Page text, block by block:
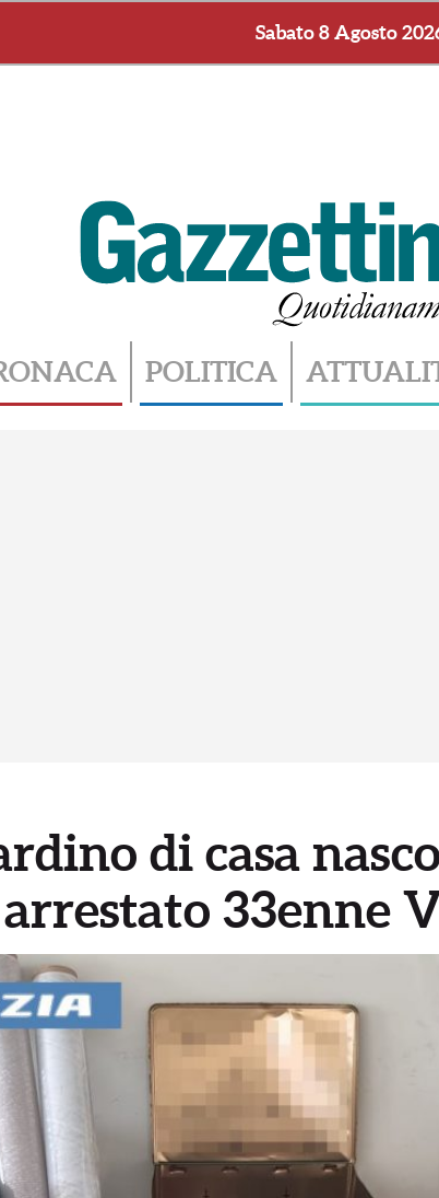
Sabato 8 Agosto
POLITICA
di casa
33enne